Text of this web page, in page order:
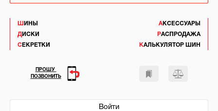
ШИНЫ
ДИСКИ
СЕКРЕТКИ
АКСЕССУАРЫ
РАСПРОДАЖА
КАЛЬКУЛЯТОР ШИН
Войти
ПРОШУ
ПОЗВОНИТЬ